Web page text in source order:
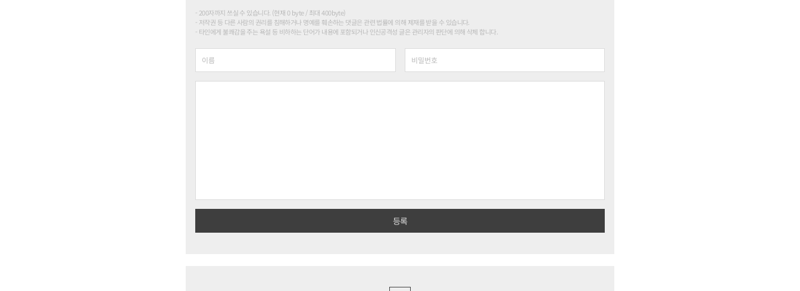
200자까지 쓰실 수 있습니다. (현재 0 byte / 최대 400byte)
저작권 등 다른 사람의 권리를 침해하거나 명예를 훼손하는 댓글은 관련 법률에 의해 제재를 받을 수 있습니다.
타인에게 불쾌감을 주는 욕설 등 비하하는 단어가 내용에 포함되거나 인신공격성 글은 관리자의 판단에 의해 삭제 합니다.